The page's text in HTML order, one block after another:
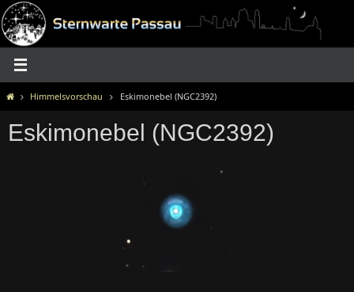
Zum
Inhalt
springen
HomeHimmelsvorschau Eskimonebel (NGC2392)
Eskimonebel (NGC2392)